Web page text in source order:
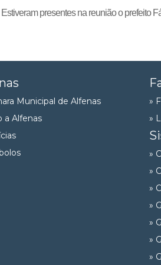
Estiveram presentes na reunião o prefeito
Municipal de Alfenas
a Alfenas
»
»
»
»
»
»
»
»
»